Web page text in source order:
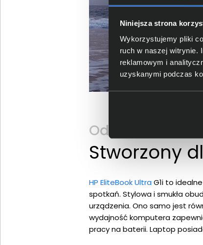
Niniejsza strona
Wykorzystujemy pliki
ruch w naszej witrynie.
reklamowym i
uzyskanymi podczas
Odkryj EliteBook
Stworzony
HP EliteBook Ultra G1i to
spotkań. Stylowa i smukła
urządzenia. Ono samo jest
wydajność komputera
pracy na baterii. Laptop